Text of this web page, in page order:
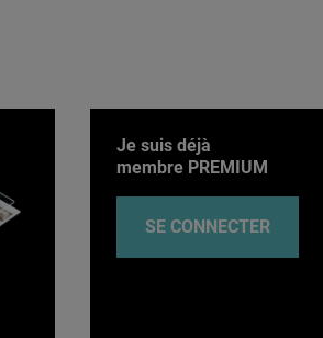
Je suis déjà
membre PREMIUM
SE CONNECTER